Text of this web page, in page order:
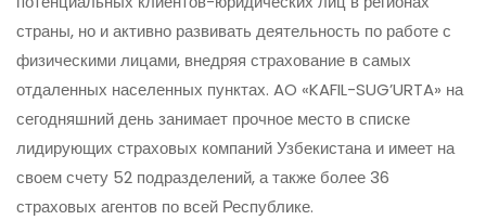
страны, но и активно развивать деятельность по работе с
физическими лицами, внедряя страхование в самых
отдаленных населенных пунктах. AO «KAFIL-SUG’URTA» на
сегодняшний день занимает прочное место в списке
лидирующих страховых компаний Узбекистана и имеет на
своем счету 52 подразделений, а также более 36
страховых агентов по всей Республике.